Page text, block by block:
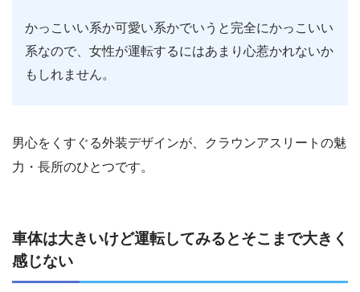
かっこいい系か可愛い系かでいうと完全にかっこいい
系なので、女性が運転するにはあまり心惹かれないか
もしれません。
男心をくすぐる外装デザインが、クラウンアスリートの魅
力・長所のひとつです。
車体は大きいけど運転してみるとそこまで大きく
感じない